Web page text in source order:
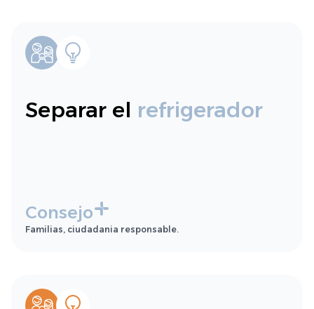
Separar el refrigerador
Consejo
Familias, ciudadania responsable.